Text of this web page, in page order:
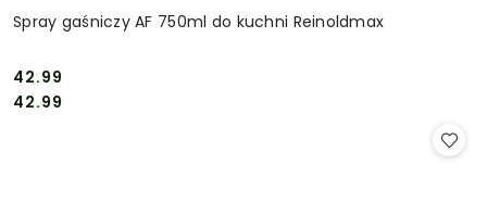
Spray gaśniczy AF 750ml do kuchni Reinoldmax
Cena:
42.99
Cena:
42.99